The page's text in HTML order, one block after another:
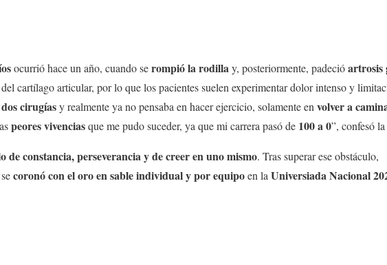
ocurrió hace un año, cuando serompió la rodillay, posteriormente, padecióartrosis
cartílago articular, por lo que los pacientes suelen experimentar dolor intenso y
dos cirugíasy realmente ya no pensaba en hacer ejercicio, solamente en volver a
peores vivenciasque me pudo suceder, ya que mi carrera pasó de 100 a 0”, confesó
de constancia, perseverancia y de creer en uno mismo. Tras superar ese obstáculo,
coronó con el oro en sable individual y por equipoen la Universiada Nacional